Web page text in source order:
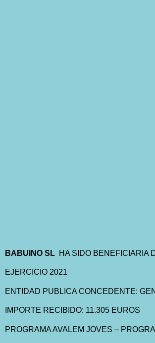
BABUINO SL HA SIDO BENEFICIARIA
EJERCICIO 2021
ENTIDAD PUBLICA CONCEDENTE:
IMPORTE RECIBIDO: 11.305 EUROS
PROGRAMA AVALEM JOVES –